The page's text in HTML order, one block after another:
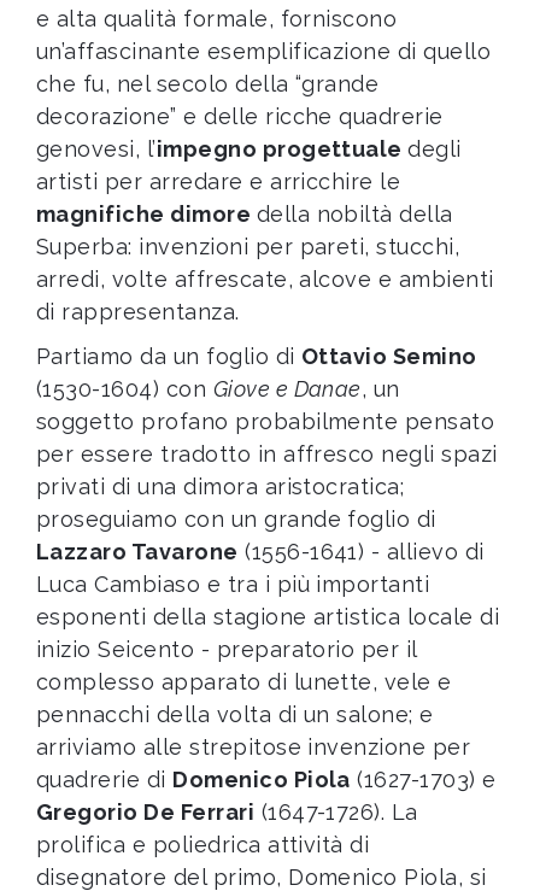
e alta qualità formale, forniscono
un’affascinante esemplificazione di quello
che fu, nel secolo della “grande
decorazione” e delle ricche quadrerie
genovesi, l’impegno progettualedegli
artisti per arredare e arricchire le
magnifiche dimore della nobiltà della
Superba: invenzioni per pareti, stucchi,
arredi, volte affrescate, alcove e ambienti
di rappresentanza.
Partiamo da un foglio di Ottavio Semino
(1530-1604) con Giove e Danae, un
soggetto profano probabilmente pensato
per essere tradotto in affresco negli spazi
privati di una dimora aristocratica;
proseguiamo con un grande foglio di
Lazzaro Tavarone (1556-1641) - allievo di
Luca Cambiaso e tra i più importanti
esponenti della stagione artistica locale di
inizio Seicento - preparatorio per il
complesso apparato di lunette, vele e
pennacchi della volta di un salone; e
arriviamo alle strepitose invenzione per
quadrerie di Domenico Piola (1627-1703) e
Gregorio De Ferrari (1647-1726). La
prolifica e poliedrica attività di
disegnatore del primo, Domenico Piola, si